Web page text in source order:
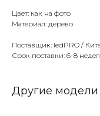
Цвет: как на фото
Материал: дерево
Поставщик: ledPRO /
Срок поставки: 6-8
Другие модели